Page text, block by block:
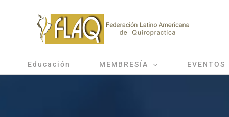
Educación MEMBRESÍA EVENTOS